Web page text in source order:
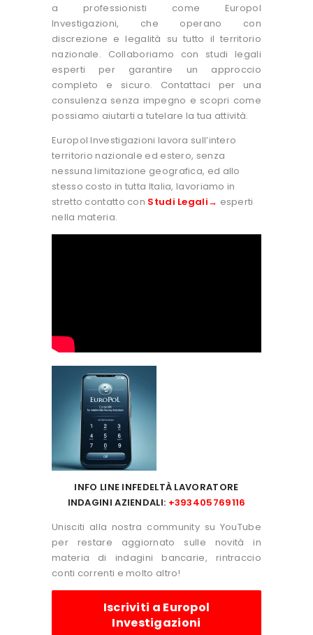
a professionisti come Europol
Investigazioni, che operano con
discrezione e legalità su tutto il territorio
nazionale. Collaboriamo con studi legali
esperti per garantire un approccio
completo e sicuro. Contattaci per una
consulenza senza impegno e scopri come
possiamo aiutarti a tutelare la tua attività.
Europol Investigazioni lavora sull’intero
territorio nazionale ed estero, senza
nessuna limitazione geografica, ed allo
stesso costo in tutta Italia, lavoriamo in
stretto contatto con Studi Legali→ esperti
nella materia.
INFO LINE INFEDELTÀ LAVORATORE
INDAGINI AZIENDALI: +393405769116
Unisciti alla nostra community su YouTube
per restare aggiornato sulle novità in
materia di indagini bancarie, rintraccio
conti correnti e molto altro!
Iscriviti a Europol
Investigazioni